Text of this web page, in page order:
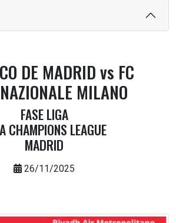
DE MADRID vs FC
MILANO
FASE LIGA
CHAMPIONS LEAGUE
MADRID
26/11/2025